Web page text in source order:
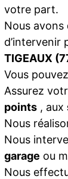
votre part.
Nous avons
d’intervenir
TIGEAUX
Vous
Assurez
points , aux
Nous
Nous
garage ou
Nous